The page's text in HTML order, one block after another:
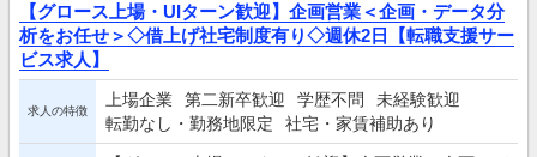
【グロース上場・UIターン歓迎】企画営業＜企画・データ分
析をお任せ＞◇借上げ社宅制度有り◇週休2日【転職支援サー
ビス求人】
求人の特徴
上場企業 第二新卒歓迎 学歴不問
未経験歓迎
転勤なし・勤務地限定
社宅・家賃補助あり